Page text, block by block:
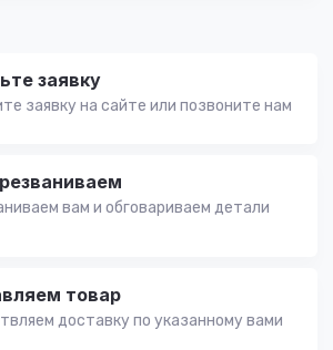
заявку
заявку на сайте или позвоните нам
вам и обговариваем детали
товар
доставку по указанному вами